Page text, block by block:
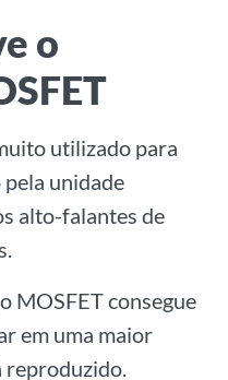
o
utilizado para
unidade
alto-falantes de
MOSFET consegue
em uma maior
reproduzido.